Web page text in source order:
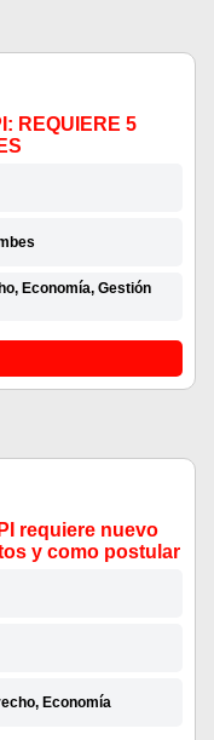
REQUIERE 5
Economía, Gestión
requiere nuevo
y como postular
Economía